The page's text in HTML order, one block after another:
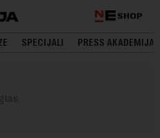
SHOP
SPECIJALI PRESS AKADEMIJA